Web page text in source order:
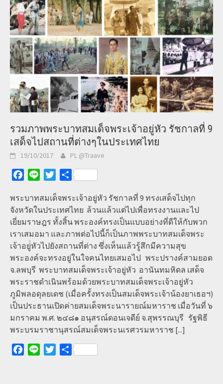
รวมภาพพระบาทสมเด็จพระเจ้าอยู่หัว รัชกาลที่ 9
เสด็จไปสถานที่ต่างๆในประเทศไทย
19/10/2017 PL @Traave
Facebook
Line TwitterShare
พระบาทสมเด็จพระเจ้าอยู่หัว รัชกาลที่ 9 ทรงเสด็จไปทุก
จังหวัดในประเทศไทย ล้วนแล้วแต่ไปเพื่อทรงงานและไป
เยี่ยมราษฎร ทั้งสิ้น พระองค์ทรงเป็นแบบอย่างที่ดีให้กับพวก
เราเสมอมา และภาพต่อไปนี้ก็เป็นภาพพระบาทสมเด็จพระ
เจ้าอยู่่หัวไปยังสถานที่ต่าง ซึ่งเห็นแล้วรู้สึกมีความสุข
พระองค์จะทรงอยู่ในใจคนไทยเสมอไป พระปรางค์สามยอด
จ.ลพบุรี พระบาทสมเด็จพระเจ้าอยู่หัว อานันทมหิดล เสด็จ
พระราชดำเนินพร้อมด้วยพระบาทสมเด็จพระเจ้าอยู่หัว
ภูมิพลอดุลยเดช (เมื่อครั้งทรงเป็นสมเด็จพระเจ้าน้องยาเธอฯ)
เป็นประธานเปิดค่ายสมเด็จพระนารายณ์มหาราช เมื่อวันที่ ๖
มกราคม พ.ศ. ๒๔๘๑ อนุสรณ์ดอนเจดีย์ จ.สุพรรณบุรี รัฐพิธี
พระบรมราชานุสรณ์สมเด็จพระนเรศวรมหาราช [...]
Facebook
Line TwitterShare